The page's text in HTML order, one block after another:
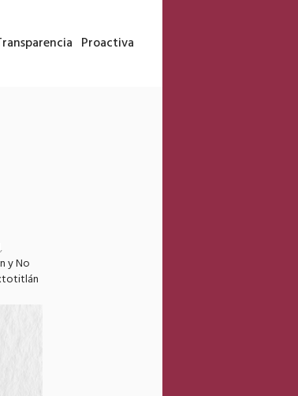
Proactiva
,
y No